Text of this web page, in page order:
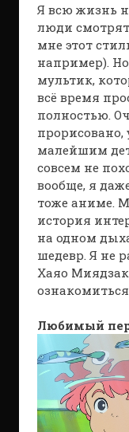
Я всю жизнь
люди
мне этот
например).
мультик,
всё время
полностью.
малейшим
совсем не
вообще, я
тоже аниме.
история
на одном
шедевр. Я не
Хаяо
Любимый